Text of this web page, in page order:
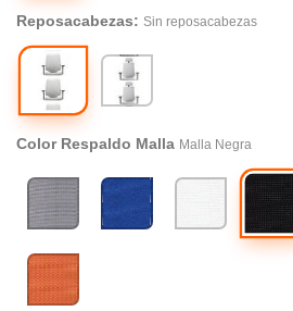
Reposacabezas: Sin reposacabezas
Sin
reposacabezas
Con
reposacabezas
Color Respaldo Malla Malla Negra
Malla
Gris
Malla
Azul
Malla
Malla
Negra
Malla
Naranja